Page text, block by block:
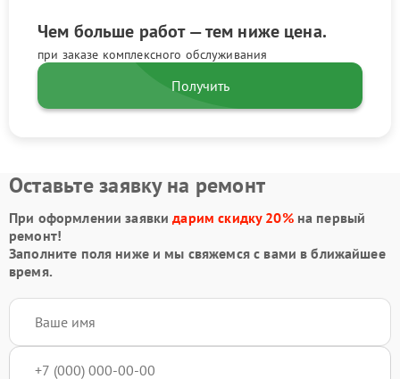
Чем больше работ — тем ниже цена.
при заказе комплексного обслуживания
Получить
Оставьте заявку на ремонт
При оформлении заявкидарим скидку 20%на первый
ремонт!
Заполните поля ниже и мы свяжемся с вами в ближайшее
время.